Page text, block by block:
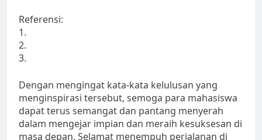
Referensi:
1.
2.
3.
Dengan mengingat kata-kata kelulusan yang
menginspirasi tersebut, semoga para mahasiswa
dapat terus semangat dan pantang menyerah
dalam mengejar impian dan meraih kesuksesan di
masa depan. Selamat menempuh perjalanan di